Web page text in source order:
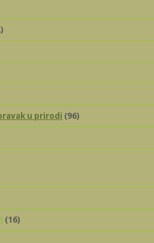
u prirodi (96)
(16)